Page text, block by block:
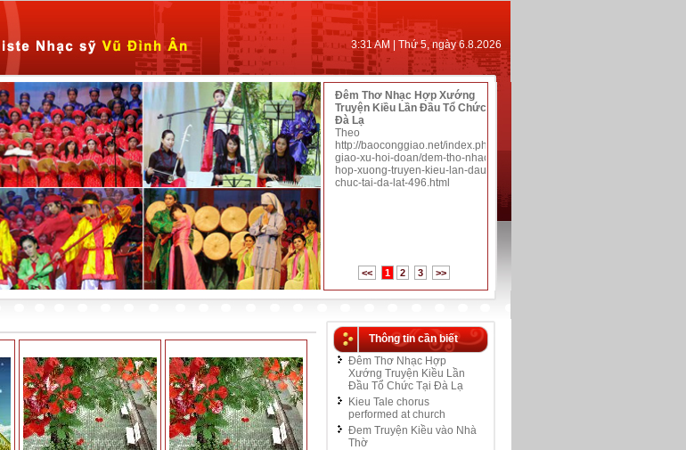
3:31 AM | Thứ 5, ngày 6.8.2026
Đêm Thơ Nhạc Hợp Xướng
Truyện Kiều Lần Đầu Tổ Chức Tại
Đà Lạ
Theo
http://baoconggiao.net/index.php/tin-
giao-xu-hoi-doan/dem-tho-nhac-
hop-xuong-truyen-kieu-lan-dau-to-
chuc-tai-da-lat-496.html
at church
Theo VietNamNews
Theo thanhnien.vn
<< 1 2 3 >>
Thông tin cần biết
Đêm Thơ Nhạc Hợp
Xướng Truyện Kiều Lần
Đầu Tổ Chức Tại Đà Lạ
Kieu Tale chorus
performed at church
Đem Truyện Kiều vào Nhà
Thờ